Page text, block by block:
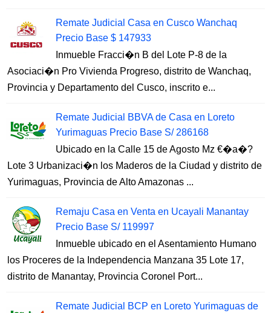
Remate Judicial Casa en Cusco Wanchaq
Precio Base $ 147933
Inmueble Fracci�n B del Lote P-8 de la
Asociaci�n Pro Vivienda Progreso, distrito de Wanchaq,
Provincia y Departamento del Cusco, inscrito e...
Remate Judicial BBVA de Casa en Loreto
Yurimaguas Precio Base S/ 286168
Ubicado en la Calle 15 de Agosto Mz €�a�?
Lote 3 Urbanizaci�n los Maderos de la Ciudad y distrito de
Yurimaguas, Provincia de Alto Amazonas ...
Remaju Casa en Venta en Ucayali Manantay
Precio Base S/ 119997
Inmueble ubicado en el Asentamiento Humano
los Proceres de la Independencia Manzana 35 Lote 17,
distrito de Manantay, Provincia Coronel Port...
Remate Judicial BCP en Loreto Yurimaguas de